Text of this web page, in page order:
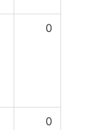
0
0